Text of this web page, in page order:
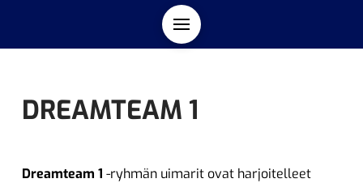
DREAMTEAM 1
Dreamteam 1 -ryhmän uimarit ovat harjoitelleet